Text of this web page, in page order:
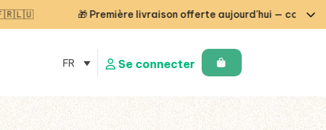
🎁 Première livraison offerte aujourd'hui — code
FR Se connecter